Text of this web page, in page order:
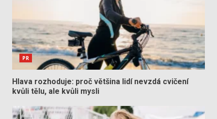
PR
Hlava rozhoduje: proč většina lidí nevzdá cvičení
kvůli tělu, ale kvůli mysli